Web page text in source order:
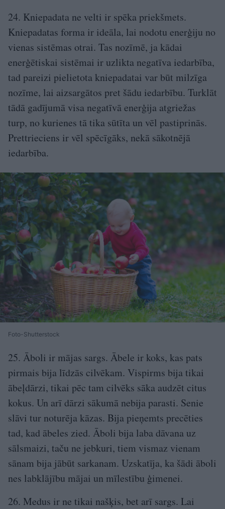
24. Kniepadata ne velti ir spēka priekšmets.
Kniepadatas forma ir ideāla, lai nodotu enerģiju no
vienas sistēmas otrai. Tas nozīmē, ja kādai
enerģētiskai sistēmai ir uzlikta negatīva iedarbība,
tad pareizi pielietota kniepadatai var būt milzīga
nozīme, lai aizsargātos pret šādu iedarbību. Turklāt
tādā gadījumā visa negatīvā enerģija atgriežas
turp, no kurienes tā tika sūtīta un vēl pastiprinās.
Prettrieciens ir vēl spēcīgāks, nekā sākotnējā
iedarbība.
Foto-Shutterstock
25. Āboli ir mājas sargs. Ābele ir koks, kas pats
pirmais bija līdzās cilvēkam. Vispirms bija tikai
ābeļdārzi, tikai pēc tam cilvēks sāka audzēt citus
kokus. Un arī dārzi sākumā nebija parasti. Senie
slāvi tur noturēja kāzas. Bija pieņemts precēties
tad, kad ābeles zied. Āboli bija laba dāvana uz
sālsmaizi, taču ne jebkuri, tiem vismaz vienam
sānam bija jābūt sarkanam. Uzskatīja, ka šādi āboli
nes labklājību mājai un mīlestību ģimenei.
26. Medus ir ne tikai našķis, bet arī sargs. Lai